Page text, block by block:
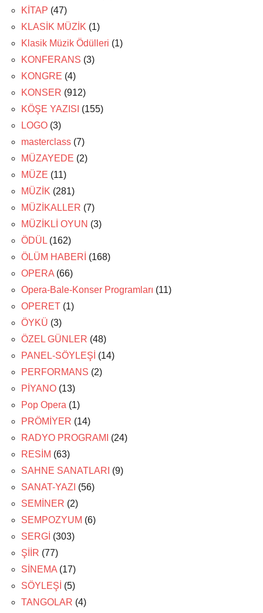
KİTAP (47)
KLASİK MÜZİK (1)
Klasik Müzik Ödülleri (1)
KONFERANS (3)
KONGRE (4)
KONSER (912)
KÖŞE YAZISI (155)
LOGO (3)
masterclass (7)
MÜZAYEDE (2)
MÜZE (11)
MÜZİK (281)
MÜZİKALLER (7)
MÜZİKLİ OYUN (3)
ÖDÜL (162)
ÖLÜM HABERİ (168)
OPERA (66)
Opera-Bale-Konser Programları (11)
OPERET (1)
ÖYKÜ (3)
ÖZEL GÜNLER (48)
PANEL-SÖYLEŞİ (14)
PERFORMANS (2)
PİYANO (13)
Pop Opera (1)
PRÖMİYER (14)
RADYO PROGRAMI
(24)
RESİM (63)
SAHNE SANATLARI (9)
SANAT-YAZI (56)
SEMİNER (2)
SEMPOZYUM (6)
SERGİ (303)
ŞİİR (77)
SİNEMA (17)
SÖYLEŞİ (5)
TANGOLAR (4)